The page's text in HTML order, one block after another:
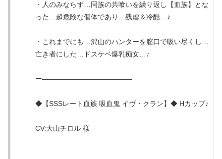
・人のみならず…同族の共喰いを繰り返し【血族】とな
った…超危険な個体であり…残虐＆冷酷…♪
・これまでにも…沢山のハンターを膣口で吸い尽くし…
亡き者にした…ドスケベ爆乳痴女…♪
ー—————————————
◆【SSSレート血族 吸血鬼 イヴ・クラン】◆ Hカップ♪
CV:大山チロル 様